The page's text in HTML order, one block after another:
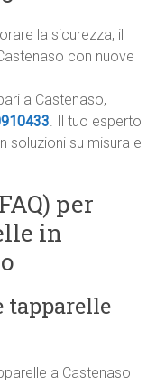
la sicurezza, il
con nuove
a Castenaso,
. Il tuo esperto
soluzioni su misura e
per
in
tapparelle
a Castenaso